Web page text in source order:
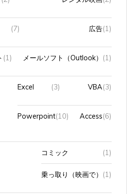
(7) 広告 (1)
(1) メールソフト（Outlook） (1)
Excel (3) VBA (3)
Powerpoint (10) Access (6)
コミック (1)
乗っ取り（映画で） (1)